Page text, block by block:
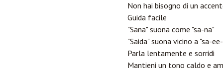
Non hai bisogno di un
Guida facile
"Sana" suona come "sa-na"
"Saida" suona vicino a "sa-
Parla lentamente e sorridi
Mantieni un tono caldo e